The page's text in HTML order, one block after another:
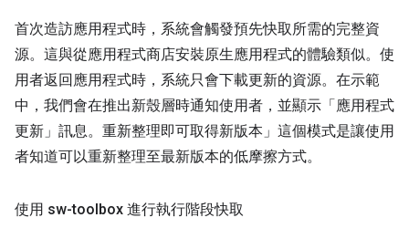
首次造訪應用程式時，系統會觸發預先快取所需的完整資
源。這與從應用程式商店安裝原生應用程式的體驗類似。使
用者返回應用程式時，系統只會下載更新的資源。在示範
中，我們會在推出新殼層時通知使用者，並顯示「應用程式
更新」訊息。重新整理即可取得新版本」這個模式是讓使用
者知道可以重新整理至最新版本的低摩擦方式。
使用 sw-toolbox 進行執行階段快取